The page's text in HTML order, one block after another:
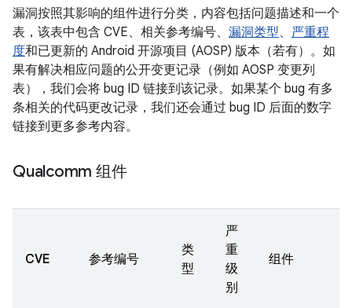
漏洞按照其影响的组件进行分类，内容包括问题描述和一个
表，该表中包含 CVE、相关参考编号、 漏洞类型、 严重程
度和已更新的 Android 开源项目 (AOSP) 版本（若有）。如
果有解决相应问题的公开变更记录（例如 AOSP 变更列
表），我们会将 bug ID 链接到该记录。如果某个 bug 有多
条相关的代码更改记录，我们还会通过 bug ID 后面的数字
链接到更多参考内容。
Qualcomm 组件
CVE 参考编号
类
型
严
重
级
别
组件